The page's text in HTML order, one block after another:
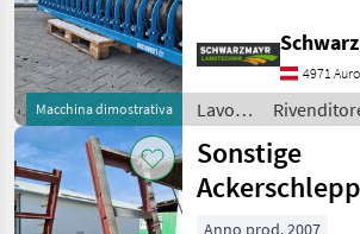
Macchina dimostrativa
distanza tra gli anelli
mm senza componenti
aggiuntiv
4971
Lavorazione
terreno
/
Lemken
Sonstige
Anno prod. 2007